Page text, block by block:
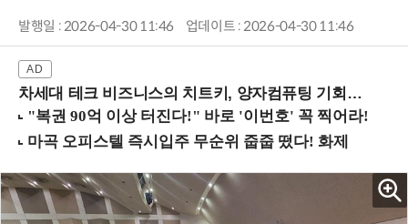
발행일 : 2026-04-30 11:46 업데이트 : 2026-04-30 11:46
차세대 테크 비즈니스의 치트키, 양자컴퓨팅 기회를 선점하라! (8/28 강남역)